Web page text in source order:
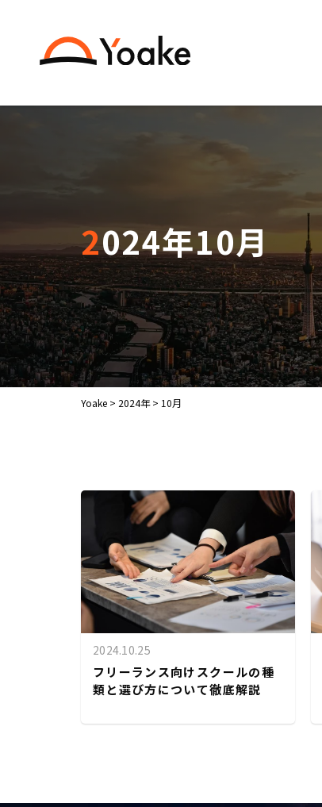
2024年10月
Yoake > 2024年> 10月
2024.10.25
フリーランス向けスクールの種
類と選び方について徹底解説